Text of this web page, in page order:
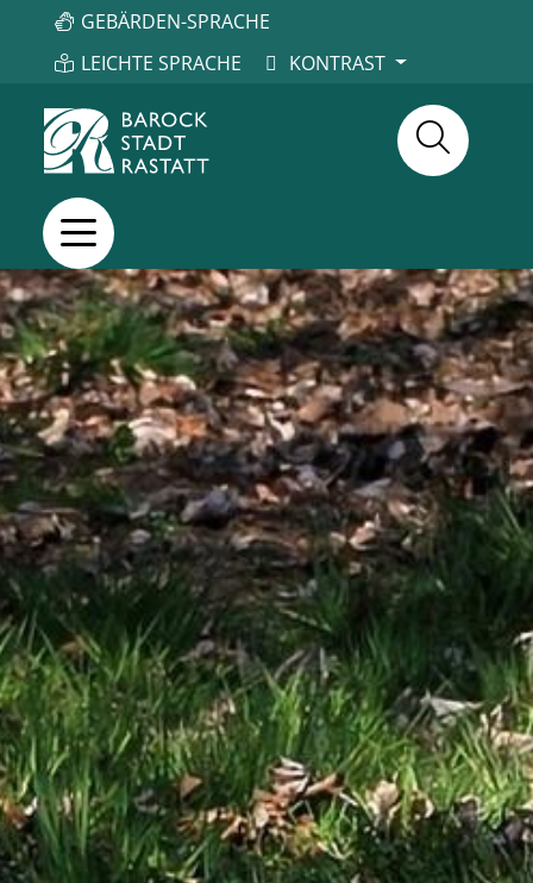
GEBÄRDEN-SPRACHE
LEICHTE SPRACHE
KONTRAST